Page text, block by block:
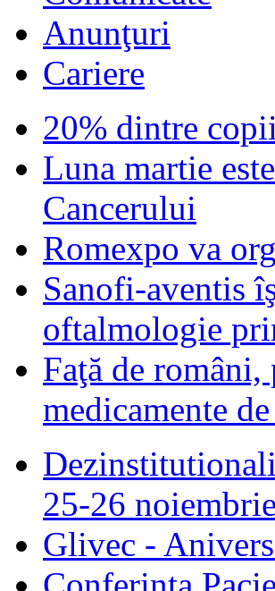
Anunţuri
Cariere
20% dintre
Luna martie
Cancerului
Romexpo va
Sanofi-aventis
oftalmologie
Faţă de români,
medicamente
25-26 noiembrie
Glivec -